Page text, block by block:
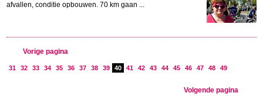
afvallen, conditie opbouwen. 70 km gaan ...
Vorige pagina
31 32 33 34 35 36 37 38 39 40 41 42 43 44 45 46 47 48 49
Volgende pagina